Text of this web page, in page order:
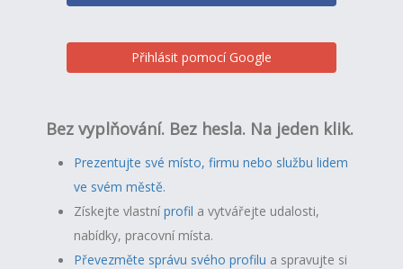
Přihlásit pomocí Google
Bez vyplňování. Bez hesla. Na jeden klik.
Prezentujte své místo, firmu nebo službu lidem
ve svém městě.
Získejte vlastníprofil a vytvářejte udalosti,
nabídky, pracovní místa.
Převezměte správu svého profilu a spravujte si